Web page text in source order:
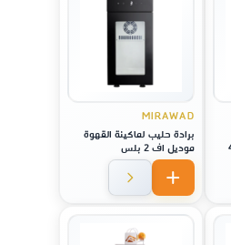
46
MIRAWAD
برادة حليب لماكينة القهوة
موديل اف 2 بلس